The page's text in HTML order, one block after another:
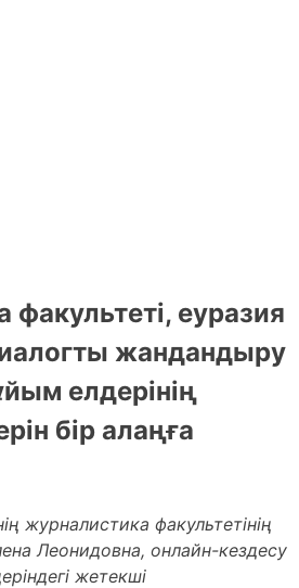
еуразия
жандандыру
елдерінің
бір алаңға
журналистика факультетінің
Леонидовна, онлайн-кездесу
жетекші